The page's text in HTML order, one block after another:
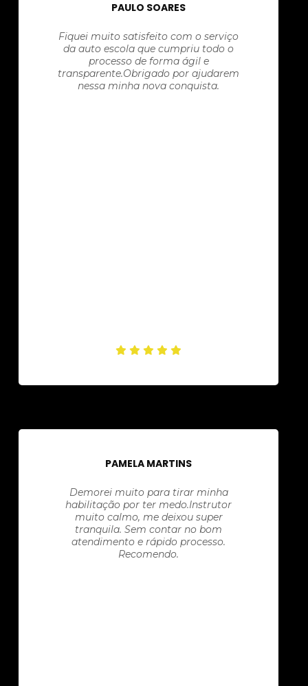
PAULO SOARES
Fiquei muito satisfeito com o serviço
da auto escola que cumpriu todo o
processo de forma ágil e
transparente.Obrigado por ajudarem
nessa minha nova conquista.
PAMELA MARTINS
Demorei muito para tirar minha
habilitação por ter medo.Instrutor
muito calmo, me deixou super
tranquila. Sem contar no bom
atendimento e rápido processo.
Recomendo.